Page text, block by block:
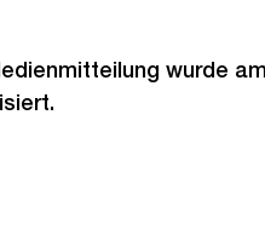
wurde